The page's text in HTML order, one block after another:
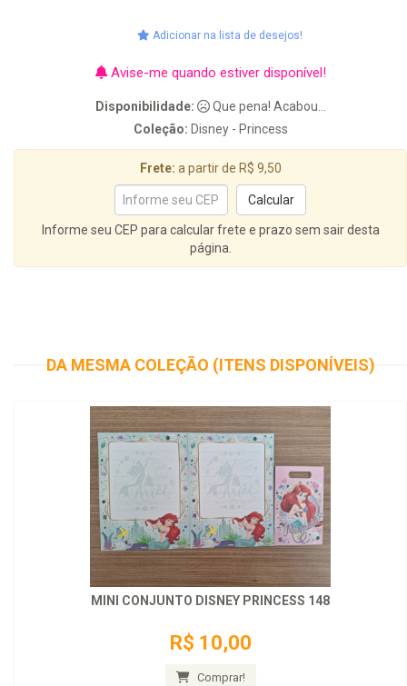
Adicionar na lista de desejos!
Avise-me quando estiver disponível!
Disponibilidade:
Que pena! Acabou...
Coleção: Disney - Princess
Frete: a partir de R$ 9,50
Informe seu CEP para calcular frete e prazo sem sair desta
página.
DA MESMA COLEÇÃO (ITENS DISPONÍVEIS)
MINI CONJUNTO DISNEY PRINCESS 148
R$ 10,00
Comprar!